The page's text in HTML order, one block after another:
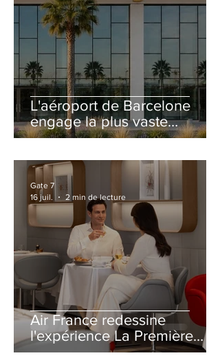
L'aéroport de Barcelone
engage la plus vaste
rénovation de son Terminal
Air France redessine
l'expérience La Première
avec un salon entièrement
Gate 7
16 juil.
2 min de lecture